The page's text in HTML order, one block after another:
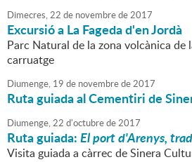
Dimecres,22 de novembrede2017
Excursió a La Fageda d'en Jordà
Parc Natural de la zona volcànica de
carruatge
Diumenge, 19 de novembrede2017
Ruta guiada al Cementiri de
Diumenge,22 d'octubrede2017
Ruta guiada:El port d'Arenys,
Visita guiada a càrrec de Sinera